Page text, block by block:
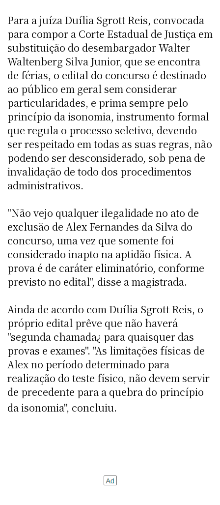
Para a juíza Duília Sgrott Reis, convocada
para compor a Corte Estadual de Justiça em
substituição do desembargador Walter
Waltenberg Silva Junior, que se encontra
de férias, o edital do concurso é destinado
ao público em geral sem considerar
particularidades, e prima sempre pelo
princípio da isonomia, instrumento formal
que regula o processo seletivo, devendo
ser respeitado em todas as suas regras, não
podendo ser desconsiderado, sob pena de
invalidação de todo dos procedimentos
administrativos.
"Não vejo qualquer ilegalidade no ato de
exclusão de Alex Fernandes da Silva do
concurso, uma vez que somente foi
considerado inapto na aptidão física. A
prova é de caráter eliminatório, conforme
previsto no edital", disse a magistrada.
Ainda de acordo com Duília Sgrott Reis, o
próprio edital prêve que não haverá
"segunda chamada¿ para quaisquer das
provas e exames". "As limitações físicas de
Alex no período determinado para
realização do teste físico, não devem servir
de precedente para a quebra do princípio
da isonomia", concluiu.